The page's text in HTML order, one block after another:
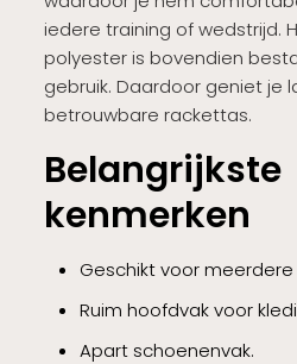
iedere training of wedstrijd.
polyester is bovendien
gebruik. Daardoor geniet je
betrouwbare rackettas.
Belangrijkste
kenmerken
Geschikt voor
Ruim hoofdvak voor
Apart schoenenvak.